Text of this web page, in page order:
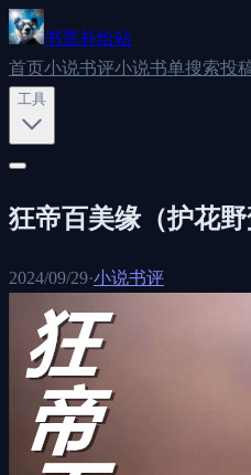
书荒补给站
首页小说书评小说书单搜索投
工具
狂帝百美缘（护花野
2024/09/29·小说书评